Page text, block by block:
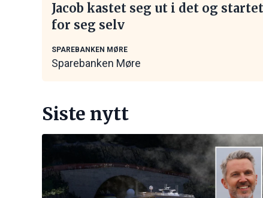
Jacob kastet seg ut i det og startet
for seg selv
SPAREBANKEN MØRE
Sparebanken Møre
Siste nytt